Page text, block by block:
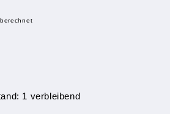
1 verbleibend